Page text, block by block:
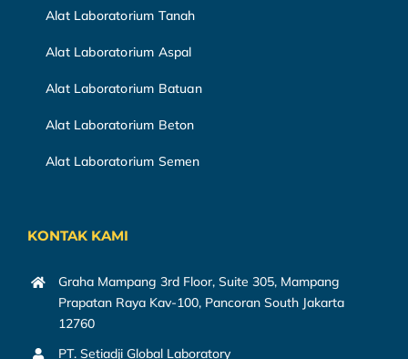
Alat Laboratorium Tanah
Alat Laboratorium Aspal
Alat Laboratorium Batuan
Alat Laboratorium Beton
Alat Laboratorium Semen
KONTAK KAMI
Graha Mampang 3rd Floor, Suite 305, Mampang
Prapatan Raya Kav-100, Pancoran South Jakarta
12760
PT. Setiadji Global Laboratory